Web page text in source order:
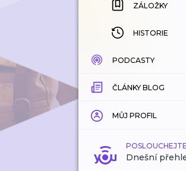
ZÁLOŽKY
HISTORIE
PODCASTY
KATALOG
KATEGORIE
ZÁLOŽKY
ČLÁNKY BLOG
MŮJ PROFIL
POSLOUCHEJTE
Dnešní